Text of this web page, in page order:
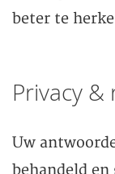
beter te
Privacy &
Uw